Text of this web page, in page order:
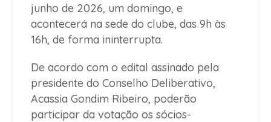
junho de 2026, um domingo, e
acontecerá na sede do clube, das 9h às
16h, de forma ininterrupta.
De acordo com o edital assinado pela
presidente do Conselho Deliberativo,
Acassia Gondim Ribeiro, poderão
participar da votação os sócios-